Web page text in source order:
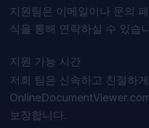
지원팀은 이메일이나 문의
식을 통해 연락하실 수 있습
지원 가능 시간
저희 팀은 신속하고 친절하
보장합니다.